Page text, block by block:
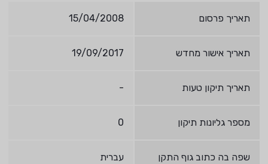
תאריך פרסום 15/04/2008
תאריך אישור מחדש 19/09/2017
תאריך תיקון טעות -
מספר גליונות תיקון 0
שפה בה כתוב גוף התקן עברית